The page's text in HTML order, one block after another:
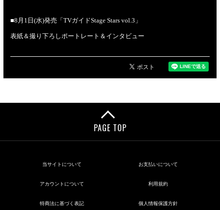
■8月1日(水)発売「TVガイドStage Stars vol.3」
表紙＆撮り下ろしポートレート＆インタビュー
PAGE TOP
当サイトについて お支払いについて
アカウントについて 利用規約
特商法に基づく表記 個人情報保護方針